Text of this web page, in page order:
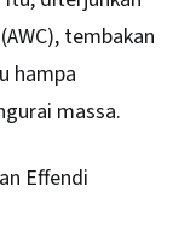
(AWC), tembakan
hampa
massa.
Effendi